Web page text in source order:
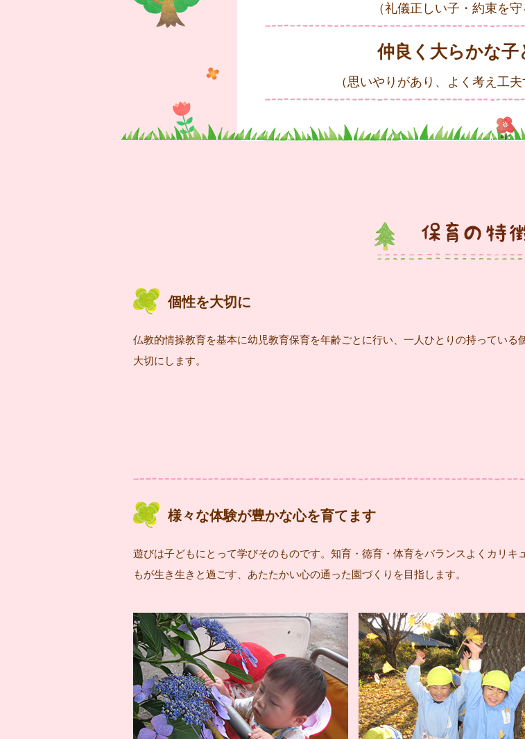
（礼儀正しい子・約束を守
仲良く大らかな子
（思いやりがあり、よく考え工夫
個性を大切に
仏教的情操教育を基本に幼児教育保育を年齢ごとに行い、一人ひとりの持っている
大切にします。
様々な体験が豊かな心を育てます
遊びは子どもにとって学びそのものです。知育・徳育・体育をバランスよくカリ
もが生き生きと過ごす、あたたかい心の通った園づくりを目指します。